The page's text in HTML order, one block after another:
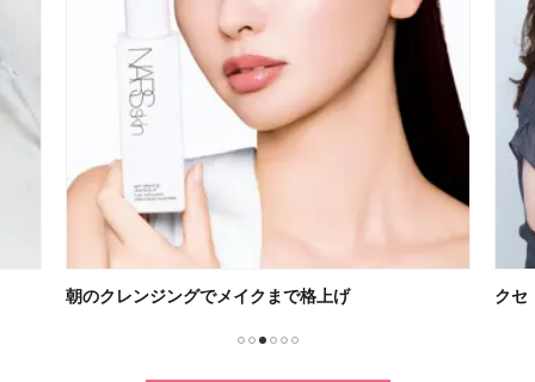
朝のクレンジングでメイクまで格上げ クセ